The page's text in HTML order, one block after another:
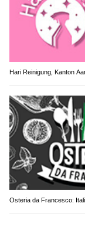
Hari Reinigung, Kanton
Osteria da Francesco: